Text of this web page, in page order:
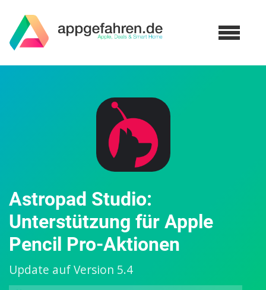
Astropad Studio:
Unterstützung für Apple
Pencil Pro-Aktionen
Update auf Version 5.4